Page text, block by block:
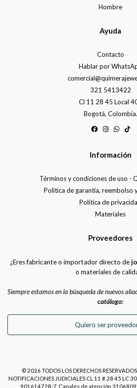
Hombre
Ayuda
Contacto
Hablar por
321 5413422
Cl 11 28 45 Local
Bogotá, Colombia.
Información
Términos y condiciones de uso -
Política de garantía, reembolso
Política de
Materiales
Proveedores
¿Eres fabricante o importador directo de
o materiales de
Siempre estamos en la búsqueda de nuevos
catálogo:
Quiero ser
© 2026 TODOS LOS DERECHOS
NOTIFICACIONES JUDICIALES CL 11 # 28 45 LC
901614728-7. Canales de atención